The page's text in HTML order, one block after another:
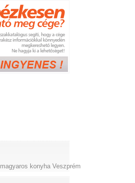
magyaros konyha Veszprém